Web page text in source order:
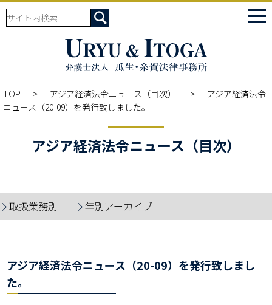
TOP アジア経済法令ニュース（目次）
アジア経済法令
ニュース（20-09）を発行致しました。
アジア経済法令ニュース（目次）
取扱業務別 年別アーカイブ
アジア経済法令ニュース（20-09）を発行致しまし
た。